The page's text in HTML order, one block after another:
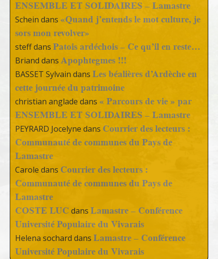
ENSEMBLE ET SOLIDAIRES – Lamastre
Schein dans «Quand j’entends le mot culture, je
sors mon revolver»
steffdans Patois ardéchois – Ce qu’il en reste…
Briand dans Apophtegmes !!!
BASSET Sylvain dans Les béalières d’Ardèche en
cette journée du patrimoine
christian anglade dans « Parcours de vie » par
ENSEMBLE ET SOLIDAIRES – Lamastre
PEYRARD Jocelyne dans Courrier des lecteurs :
Communauté de communes du Pays de
Lamastre
Carole dans Courrier des lecteurs :
Communauté de communes du Pays de
Lamastre
COSTE LUC dans Lamastre – Conférence
Université Populaire du Vivarais
Helena sochard dans Lamastre – Conférence
Université Populaire du Vivarais